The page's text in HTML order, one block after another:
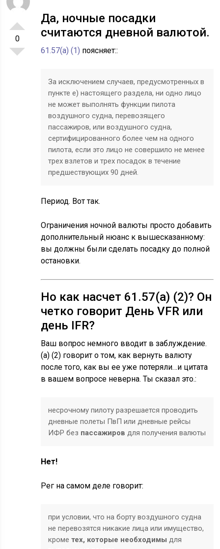
0
Да, ночные посадки
считаются дневной валютой.
61.57(a) (1) поясняет::
За исключением случаев, предусмотренных в
пункте е) настоящего раздела, ни одно лицо
не может выполнять функции пилота
воздушного судна, перевозящего
пассажиров, или воздушного судна,
сертифицированного более чем на одного
пилота, если это лицо не совершило не менее
трех взлетов и трех посадок в течение
предшествующих 90 дней.
Период. Вот так.
Ограничения ночной валюты просто добавить
дополнительный нюанс к вышесказанному:
вы должны были сделать посадку до полной
остановки.
Но как насчет 61.57(а) (2)? Он
четко говорит День VFR или
день IFR?
Ваш вопрос немного вводит в заблуждение.
(a) (2) говорит о том, как вернуть валюту
после того, как вы ее уже потеряли…и цитата
в вашем вопросе неверна. Ты сказал это.:
несрочному пилоту разрешается проводить
дневные полеты ПвП или дневные рейсы
ИФР без пассажировдля получения валюты
Нет!
Рег на самом деле говорит:
при условии, что на борту воздушного судна
не перевозятся никакие лица или имущество,
крометех, которые необходимыдля